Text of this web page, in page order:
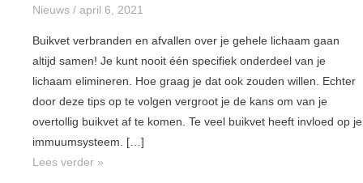
Nieuws /april 6, 2021
Buikvet verbranden en afvallen over je gehele lichaam gaan
altijd samen! Je kunt nooit één specifiek onderdeel van je
lichaam elimineren. Hoe graag je dat ook zouden willen. Echter
door deze tips op te volgen vergroot je de kans om van je
overtollig buikvet af te komen. Te veel buikvet heeft invloed op je
immuumsysteem. […]
VERBRANDEN?
Lees verder »